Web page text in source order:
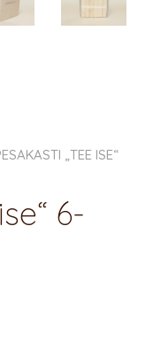
„TEE ISE“
6-